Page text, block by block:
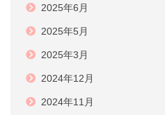
2025年6月
2025年5月
2025年3月
2024年12月
2024年11月